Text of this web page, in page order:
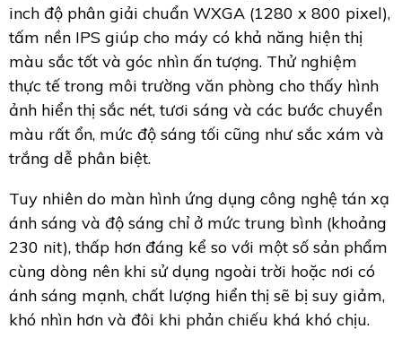
inch độ phân giải chuẩn WXGA (1280 x 800 pixel),
tấm nền IPS giúp cho máy có khả năng hiện thị
màu sắc tốt và góc nhìn ấn tượng. Thử nghiệm
thực tế trong môi trường văn phòng cho thấy hình
ảnh hiển thị sắc nét, tươi sáng và các bước chuyển
màu rất ổn, mức độ sáng tối cũng như sắc xám và
trắng dễ phân biệt.
Tuy nhiên do màn hình ứng dụng công nghệ tán xạ
ánh sáng và độ sáng chỉ ở mức trung bình (khoảng
230 nit), thấp hơn đáng kể so với một số sản phẩm
cùng dòng nên khi sử dụng ngoài trời hoặc nơi có
ánh sáng mạnh, chất lượng hiển thị sẽ bị suy giảm,
khó nhìn hơn và đôi khi phản chiếu khá khó chịu.